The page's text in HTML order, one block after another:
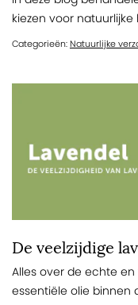
kiezen voor natuurlijke
Categorieën:Natuurlijke
De veelzijdige
Alles over de echte
essentiële olie binnen